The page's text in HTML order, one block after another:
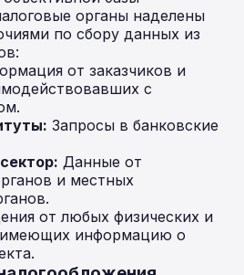
органы наделены
по сбору данных из
от заказчиков и
с
Запросы в банковские
Данные от
и местных
от любых физических и
информацию о